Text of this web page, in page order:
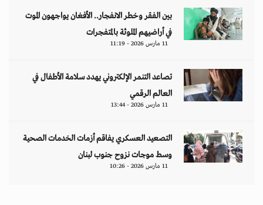
بين الفقر وخطر الانفجار.. الأفغان يواجهون الموت
في أراضيهم الملوثة بالمتفجرات
11 مارس 2026 - 11:19
تصاعد التنمر الإلكتروني يهدد سلامة الأطفال في
العالم الرقمي
11 مارس 2026 - 13:44
التصعيد العسكري يفاقم أزمات الخدمات الصحية
وسط موجات نزوح جنوب لبنان
11 مارس 2026 - 10:26